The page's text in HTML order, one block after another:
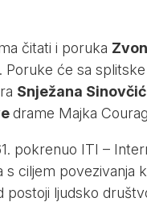
čitati i poruka
će sa
Snježana
drame Majka
pokrenuo ITI –
ciljem povezivanja
postoji ljudsko